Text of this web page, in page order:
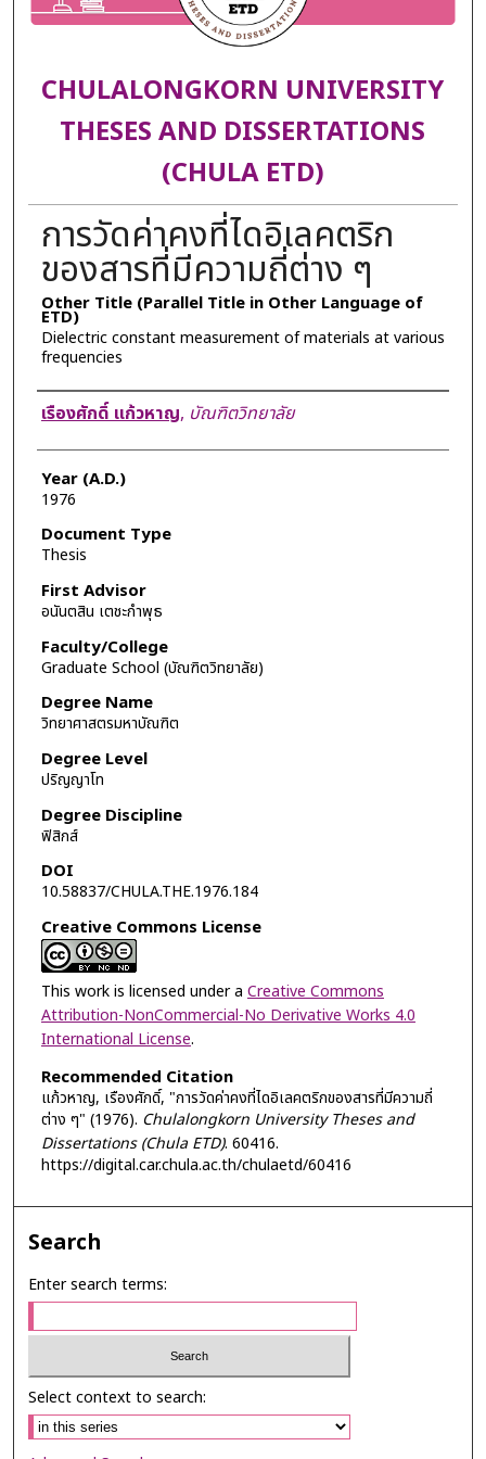
CHULALONGKORN UNIVERSITY
THESES AND DISSERTATIONS
(CHULA ETD)
การวัดค่าคงที่ไดอิเลคตริก
ของสารที่มีความถี่ต่าง ๆ
Other Title (Parallel Title in Other Language of
ETD)
Dielectric constant measurement of materials at various
frequencies
Author
เรืองศักดิ์ แก้วหาญ, บัณฑิตวิทยาลัย
Year (A.D.)
1976
Document Type
Thesis
First Advisor
อนันตสิน เตชะกำพุธ
Faculty/College
Graduate School (บัณฑิตวิทยาลัย)
Degree Name
วิทยาศาสตรมหาบัณฑิต
Degree Level
ปริญญาโท
Degree Discipline
ฟิสิกส์
DOI
10.58837/CHULA.THE.1976.184
Creative Commons License
This work is licensed under a Creative Commons
Attribution-NonCommercial-No Derivative Works 4.0
International License.
Recommended Citation
แก้วหาญ, เรืองศักดิ์, "การวัดค่าคงที่ไดอิเลคตริกของสารที่มีความถี่
ต่าง ๆ" (1976). Chulalongkorn University Theses and
Dissertations (Chula ETD). 60416.
https://digital.car.chula.ac.th/chulaetd/60416
Search
Enter search terms:
Select context to search: